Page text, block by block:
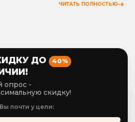
ЧИТАТЬ ПОЛНОСТЬЮ
ДО 40%
опрос -
скидку!
Вы почти у цели: